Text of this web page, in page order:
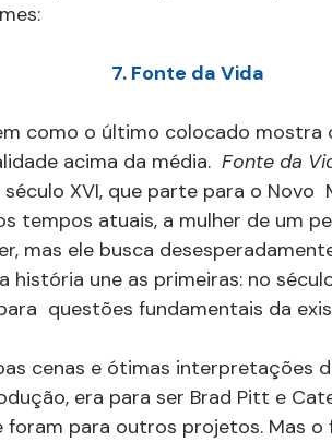
7. Fonte da Vida
como o último colocado mostra
acima da média. Fonte da
XVI, que parte para o Novo
tempos atuais, a mulher de um
mas ele busca
história une as primeiras: no
questões fundamentais da
cenas e ótimas interpretações
era para ser Brad Pitt e
foram para outros projetos. Mas o